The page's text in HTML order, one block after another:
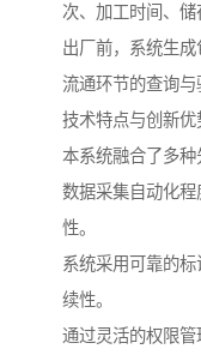
次、加工时间、储
出厂前，系统生
流通环节的查询与
技术特点与创新优
本系统融合了多种
数据采集自动化
性。
系统采用可靠的
续性。
通过灵活的权限